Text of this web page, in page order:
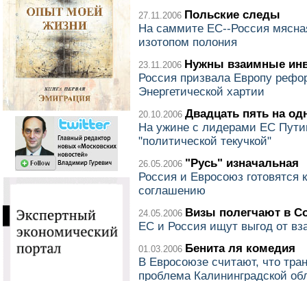
27.11.2006 Польские следы
На саммите ЕС--Россия
изотопом полония
23.11.2006 Нужны взаимные
Россия призвала Европу
Энергетической хартии
20.10.2006 Двадцать пять на
На ужине с лидерами ЕС
"политической текучкой"
26.05.2006 "Русь" изначальная
Россия и Евросоюз готовятся
соглашению
24.05.2006 Визы полегчают в
ЕС и Россия ищут выгод от
01.03.2006 Бенита ля комедия
В Евросоюзе считают, что
проблема Калининградской